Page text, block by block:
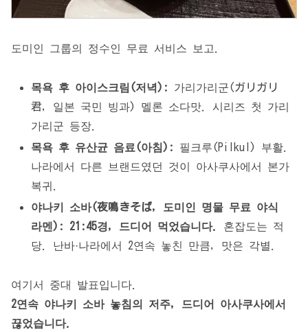
도미인 그룹의 정수인 무료 서비스 보고.
목욕 후 아이스크림(저녁):
가리가리군(ガリガリ
君, 일본 국민 빙과) 멜론 소다맛. 시리즈 첫 가리
가리군 등장.
목욕 후 유산균 음료(아침):
필크루(Pilkul) 부활.
나라에서 다른 브랜드였던 것이 아사쿠사에서 본가
복귀.
야나키 소바(夜鳴きそば, 도미인 명물 무료 야식
라멘):
21:45경, 드디어 먹었습니다.
혼잡도는 적
당. 난바·나라에서 2연속 놓친 만큼, 맛은 각별.
여기서 중대 발표입니다.
2연속 야나키 소바 놓침의 저주, 드디어 아사쿠사에서
끊었습니다.